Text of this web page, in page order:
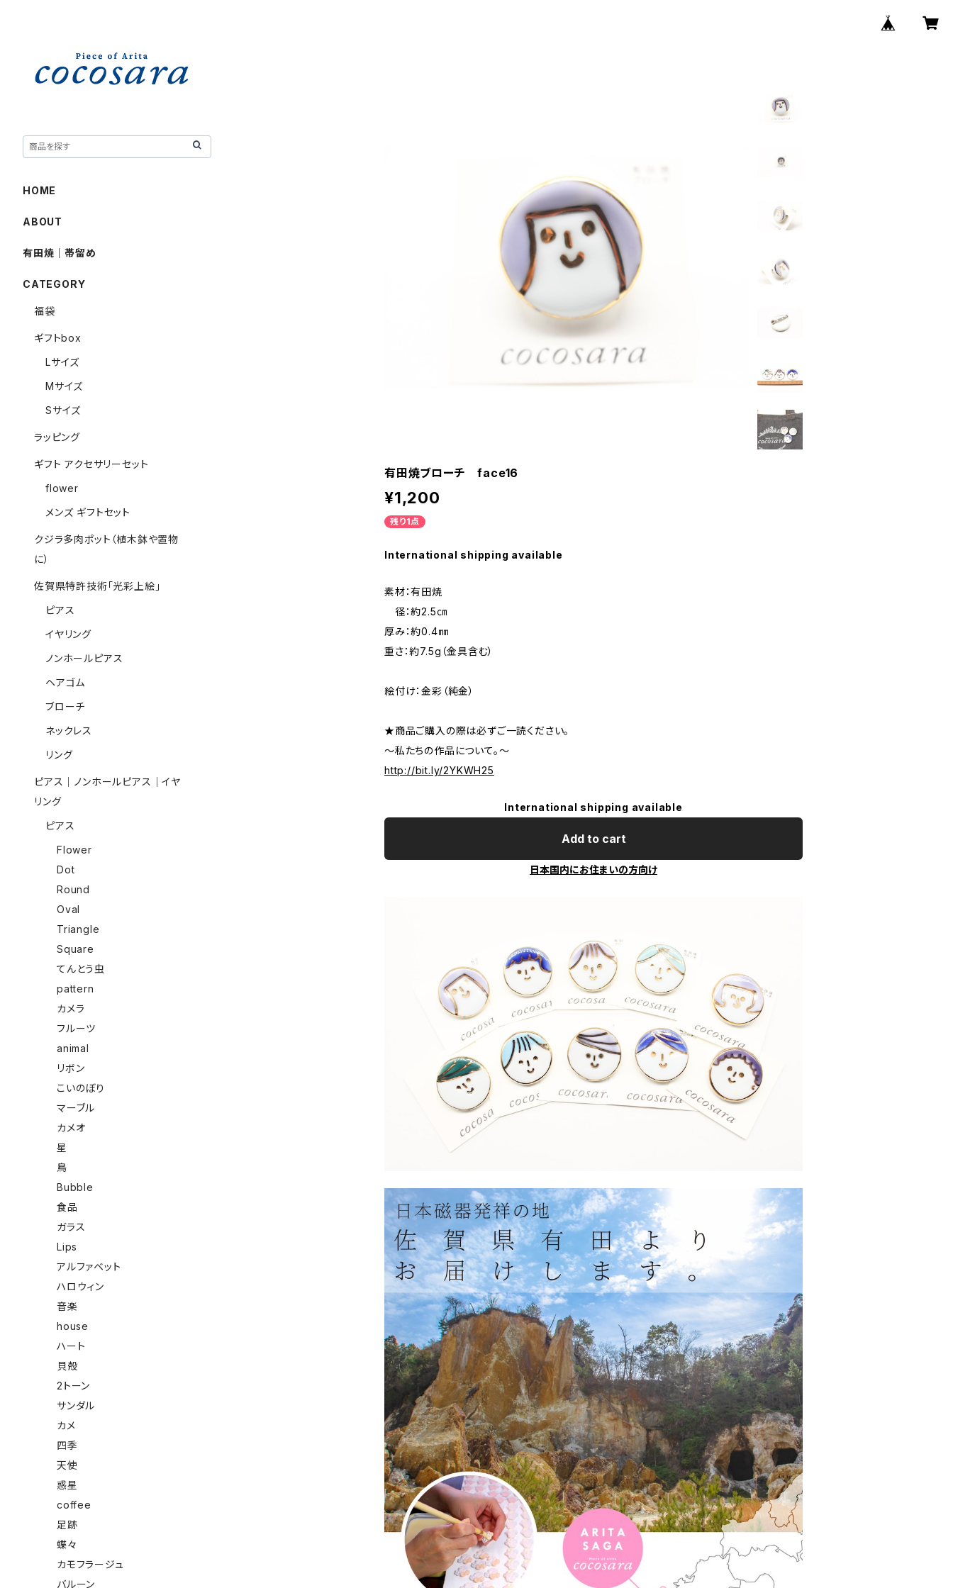
有田焼ブローチ face16
¥1,200
残り1点
International shipping available
素材：有田焼
径：約2.5㎝
厚み：約0.4㎜
重さ：約7.5g（金具含む）
絵付け：金彩（純金）
★商品ご購入の際は必ずご一読ください。
～私たちの作品について。～
http://bit.ly/2YKWH25
International shipping available
Add to cart
日本国内にお住まいの方向け
HOME
ABOUT
有田焼｜帯留め
CATEGORY
福袋
ギフトbox
Lサイズ
Mサイズ
Sサイズ
ラッピング
ギフト アクセサリーセット
flower
メンズ ギフトセット
クジラ多肉ポット（植木鉢や置物
に）
佐賀県特許技術「光彩上絵」
ピアス
イヤリング
ノンホールピアス
ヘアゴム
ブローチ
ネックレス
リング
ピアス｜ノンホールピアス｜イヤ
リング
ピアス
Flower
Dot
Round
Oval
Triangle
Square
てんとう虫
pattern
カメラ
フルーツ
animal
リボン
こいのぼり
マーブル
カメオ
星
鳥
Bubble
食品
ガラス
Lips
アルファベット
ハロウィン
音楽
house
ハート
貝殻
2トーン
サンダル
カメ
四季
天使
惑星
coffee
足跡
蝶々
カモフラージュ
バルーン